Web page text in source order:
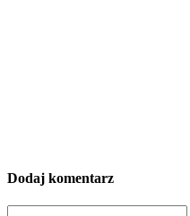
Dodaj komentarz